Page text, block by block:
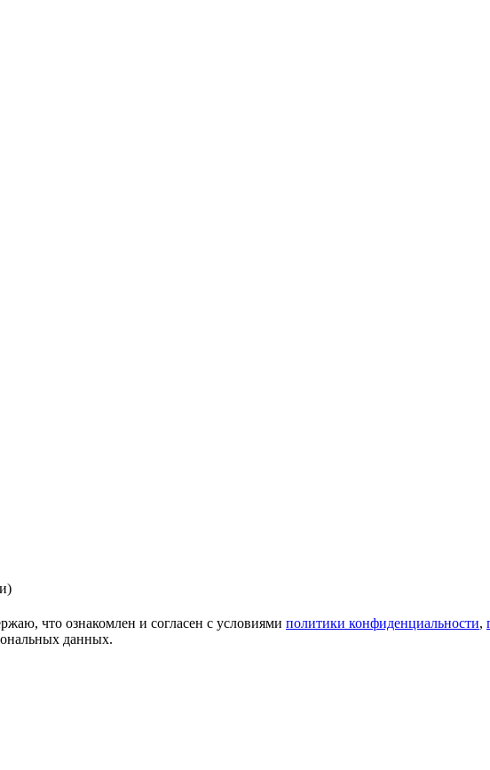
что ознакомлен и согласен с условиями политики конфиденциальности,
данных.